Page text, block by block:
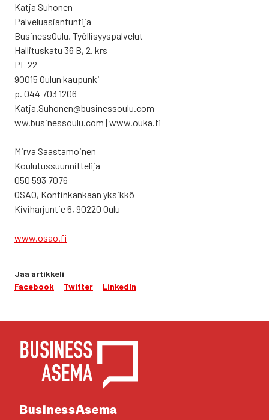
Kat­ja Suho­nen
Pal­ve­lu­asian­tun­ti­ja
Business­Oulu, Työl­li­syys­pal­ve­lut
Hal­li­tus­ka­tu 36 B, 2. krs
PL 22
90015 Oulun kau­pun­ki
p. 044 703 1206
Katja.Suhonen@businessoulu.com
ww.businessoulu.com | www.ouka.fi
Mir­va Saas­ta­moi­nen
Kou­lu­tus­suun­nit­te­li­ja
050 593 7076
OSAO, Kon­tin­kan­kaan yksik­kö
Kivi­har­jun­tie 6, 90220 Oulu
www.osao.fi
Jaa artikkeli
Facebook
Twitter LinkedIn
YHTEYS­TIE­DOT
Business­Asema